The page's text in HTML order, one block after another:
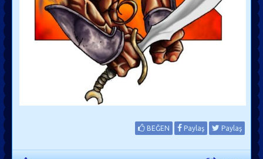
BEĞEN Paylaş Paylaş